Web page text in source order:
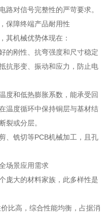
路对信号完整性的严苛要求。
障终端产品耐用性
机械优势体现在：
刚性、抗弯强度和尺寸稳定
抗形变、振动和应力，防止电
和低热膨胀系数，能承受回
温度循环中保持铜层与基材结
裂或分层。
铣切等PCB机械加工，且孔
场景应用需求
大的材料家族，此多样性是
高，综合性能均衡，占据消